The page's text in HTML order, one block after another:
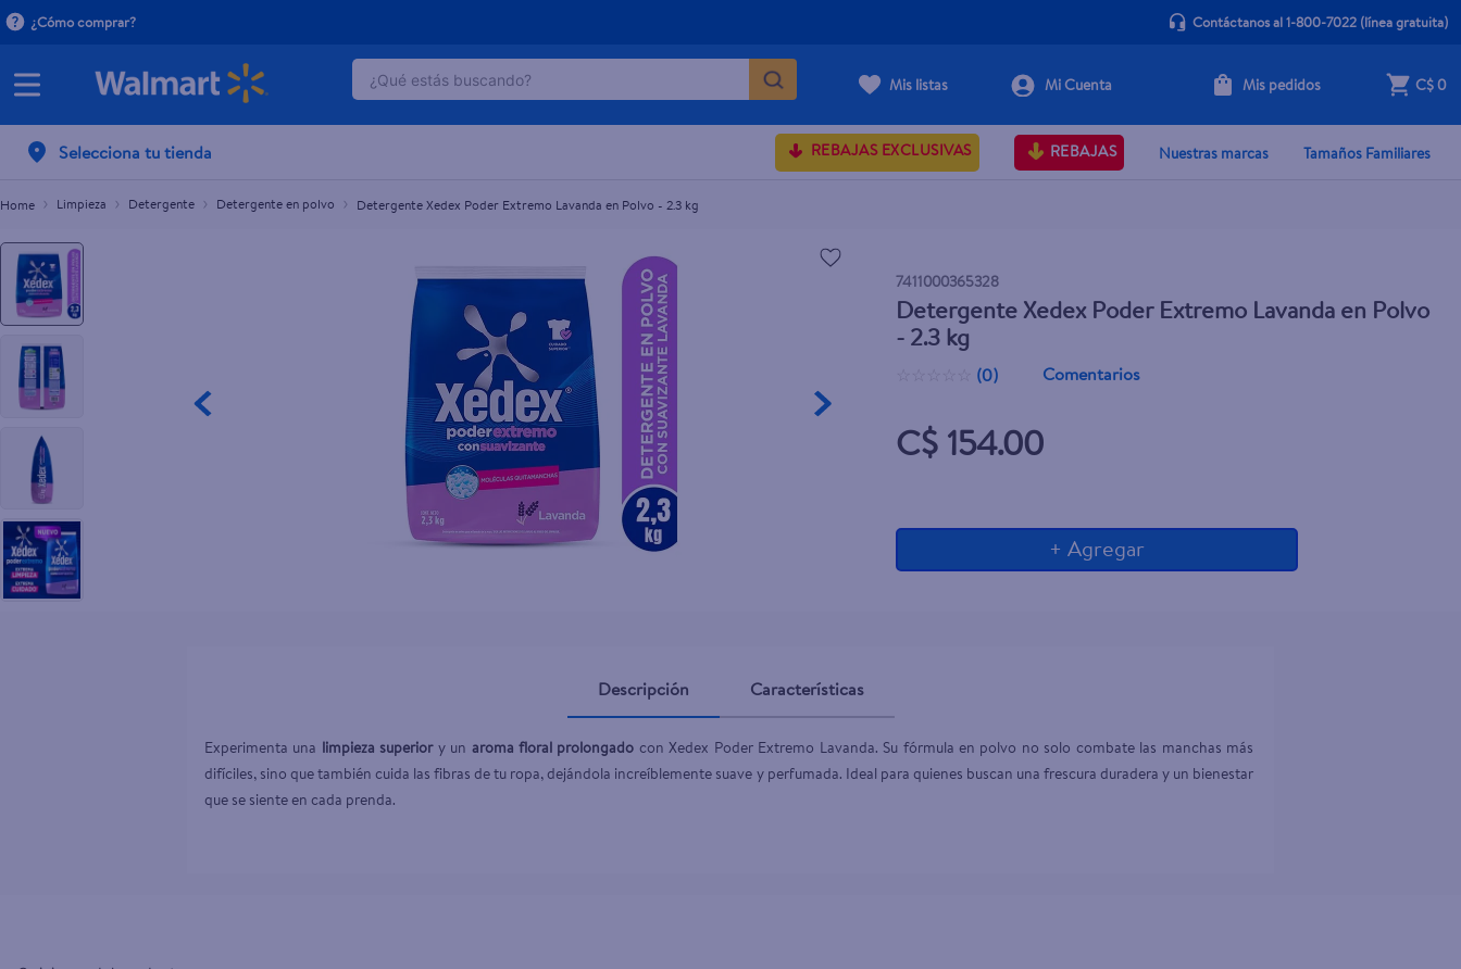
¿Cómo comprar? Contáctanos al 1-800-7022(línea gratuita)
¿Qué estás buscando?
Mis listas Mis pedidos C$ 0
Selecciona tu tienda REBAJAS EXCLUSIVAS REBAJAS Nuestras marcas Tamaños Familiares
Limpieza Detergente Detergente en polvo Detergente Xedex Poder Extremo Lavanda en Polvo - 2.3 kg
7411000365328
Detergente Xedex Poder Extremo Lavanda en Polvo
- 2.3 kg
(0) Comentarios
C$ 154.00
+ Agregar
Detergente Xedex Poder Extremo Lavanda en Polvo - 2.3 kg
+ Agregar
Descripción Características
Experimenta una limpieza superior y un aroma floral prolongado con Xedex Poder Extremo Lavanda. Su fórmula en polvo no solo combate las manchas más
difíciles, sino que también cuida las fibras de tu ropa, dejándola increíblemente suave y perfumada. Ideal para quienes buscan una frescura duradera y un bienestar
que se siente en cada prenda.
TÉRMINOS MÁS BUSCADOS
head and shoulders
.
herbal rosa
.
aceite
8
venus gillette
ponds
desodorante dove